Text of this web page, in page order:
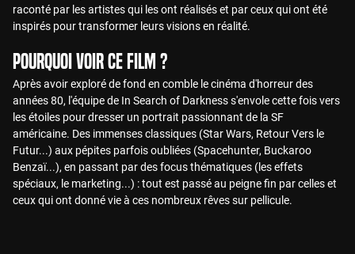
raconté par les artistes qui les ont réalisés et par ceux qui ont été
inspirés pour transformer leurs visions en réalité.
Pourquoi voir ce film ?
Après avoir exploré de fond en comble le cinéma d'horreur des
années 80, l'équipe de In Search of Darkness s'envole cette fois vers
les étoiles pour dresser un portrait passionnant de la SF
américaine. Des immenses classiques (Star Wars, Retour Vers le
Futur...) aux pépites parfois oubliées (Spacehunter, Buckaroo
Benzaï...), en passant par des focus thématiques (les effets
spéciaux, le marketing...) : tout est passé au peigne fin par celles et
ceux qui ont donné vie à ces nombreux rêves sur pellicule.